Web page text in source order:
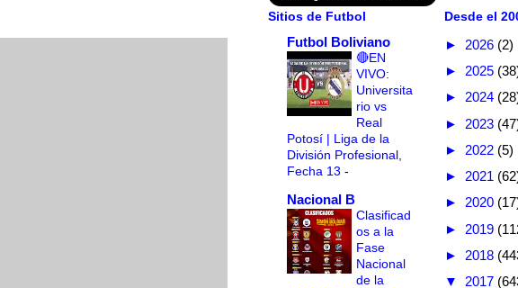
Sitios de Futbol
Futbol Boliviano
🔴EN
VIVO:
Universita
rio vs
Real
Potosí | Liga de la
División Profesional,
Fecha 13 -
Nacional B
Clasificad
os a la
Fase
Nacional
de la
Desde el
► 2026 (2)
► 2025
► 2024
► 2023
► 2022 (5)
► 2021
► 2020
► 2019
► 2018
▼ 2017